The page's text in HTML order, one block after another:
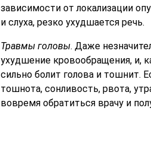
зависимости от локализации
и слуха, резко ухудшается речь.
Травмы головы. Даже
ухудшение кровообращения, и,
сильно болит голова и тошнит.
тошнота, сонливость, рвота,
вовремя обратиться врачу и